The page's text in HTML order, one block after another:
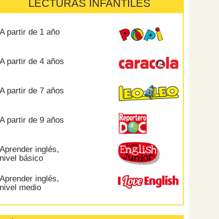
LECTURAS INFANTILES
A partir de 1 año
A partir de 4 años
A partir de 7 años
A partir de 9 años
Aprender inglés,
nivel básico
Aprender inglés,
nivel medio